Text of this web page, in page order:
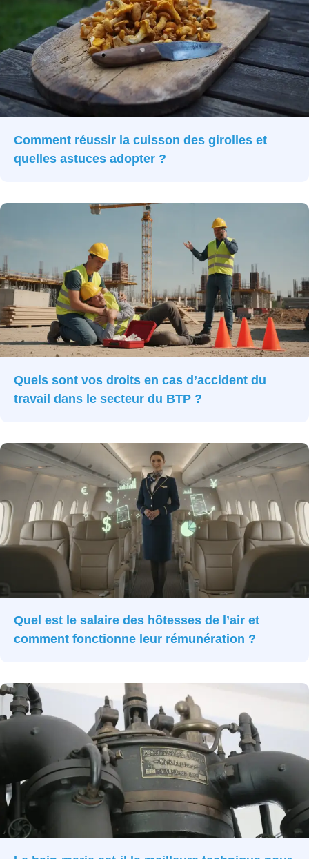
Comment réussir la cuisson des girolles et
quelles astuces adopter ?
Quels sont vos droits en cas d’accident du
travail dans le secteur du BTP ?
Quel est le salaire des hôtesses de l’air et
comment fonctionne leur rémunération ?